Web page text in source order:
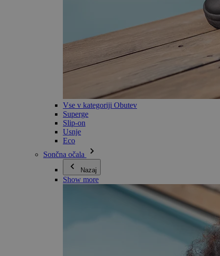
Vse v kategoriji Obutev
Superge
Slip-on
Usnje
Eco
Sončna očala
Nazaj
Show more